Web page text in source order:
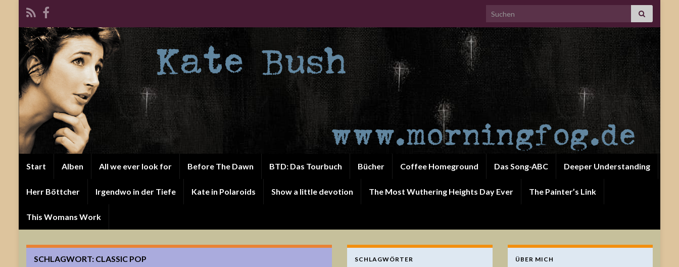
Search for:
Start Alben All we ever look for Before The Dawn BTD: Das Tourbuch Bücher Coffee Homeground Das Song-ABC Deeper Understanding
Herr Böttcher Irgendwo in der Tiefe Kate in Polaroids Show a little devotion The Most Wuthering Heights Day Ever The Painter’s Link
This Womans Work
SCHLAGWORT: CLASSIC POP SCHLAGWÖRTER ÜBER MICH